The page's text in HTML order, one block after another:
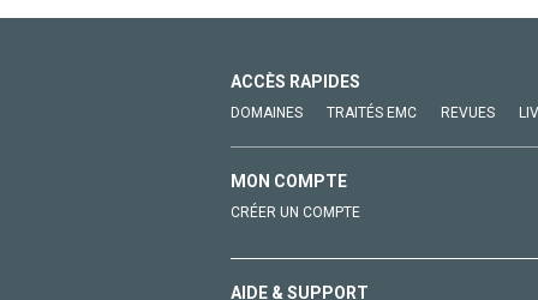
ACCÈS RAPIDES
DOMAINES TRAITÉS EMC REVUES
MON COMPTE
CRÉER UN COMPTE
AIDE & SUPPORT